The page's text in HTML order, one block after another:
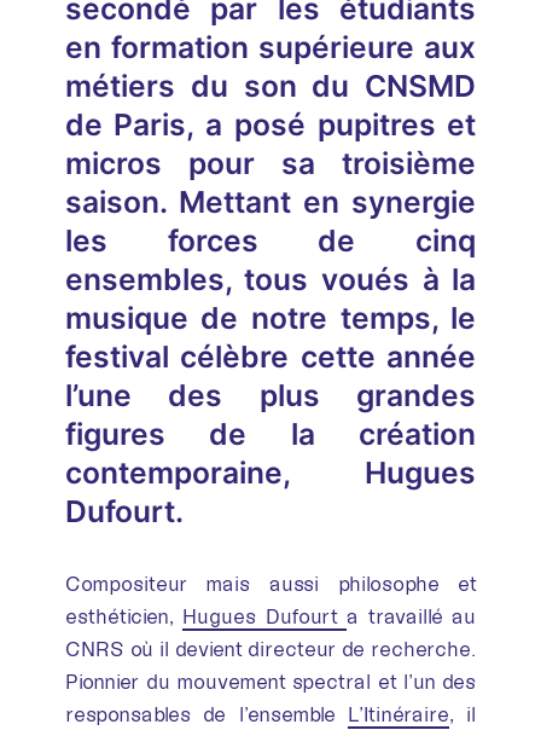
secondé par les étudiants
en formation supérieure aux
métiers du son du CNSMD
de Paris, a posé pupitres et
micros pour sa troisième
saison. Mettant en synergie
les forces de cinq
ensembles, tous voués à la
musique de notre temps, le
festival célèbre cette année
l’une des plus grandes
figures de la création
contemporaine, Hugues
Dufourt.
Compositeur mais aussi philosophe et
esthéticien, Hugues Dufourt a travaillé au
CNRS où il devient directeur de recherche.
Pionnier du mouvement spectral et l’un des
responsables de l’ensemble L’Itinéraire, il